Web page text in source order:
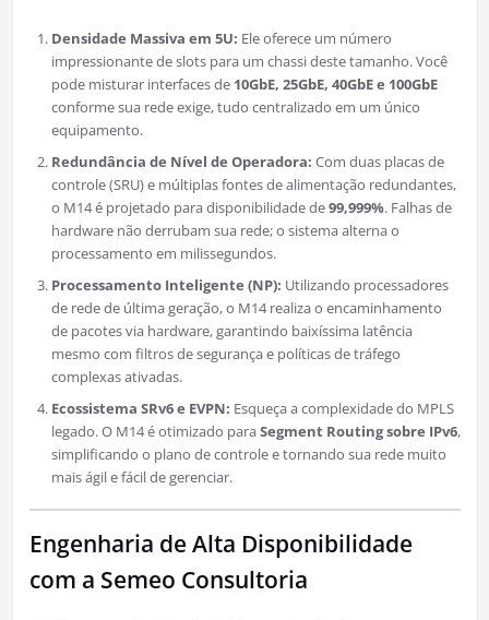
Densidade Massiva em 5U: Ele oferece um número
impressionante de slots para um chassi deste tamanho. Você
pode misturar interfaces de 10GbE, 25GbE, 40GbE e 100GbE
conforme sua rede exige, tudo centralizado em um único
equipamento.
Redundância de Nível de Operadora: Com duas placas de
controle (SRU) e múltiplas fontes de alimentação redundantes,
o M14 é projetado para disponibilidade de99,999%. Falhas de
hardware não derrubam sua rede; o sistema alterna o
processamento em milissegundos.
Processamento Inteligente (NP): Utilizando processadores
de rede de última geração, o M14 realiza o encaminhamento
de pacotes via hardware, garantindo baixíssima latência
mesmo com filtros de segurança e políticas de tráfego
complexas ativadas.
Ecossistema SRv6 e EVPN: Esqueça a complexidade do MPLS
legado. O M14 é otimizado paraSegment Routing sobre IPv6,
simplificando o plano de controle e tornando sua rede muito
mais ágil e fácil de gerenciar.
Engenharia de Alta Disponibilidade
com a Semeo Consultoria